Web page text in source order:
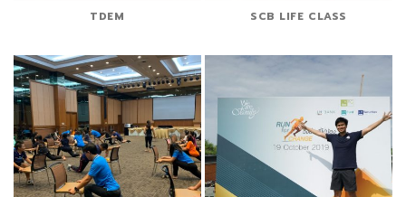
TDEM SCB LIFE CLASS